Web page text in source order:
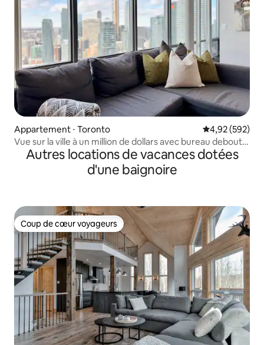
Appartement ⋅ Toronto Évaluation
4,92 (592)
Vue sur la ville à un million de dollars avec bureau debout,
moniteur
Autres locations de vacances dotées
d'une baignoire
Coup de cœur voyageurs
Coup de cœur voyageurs